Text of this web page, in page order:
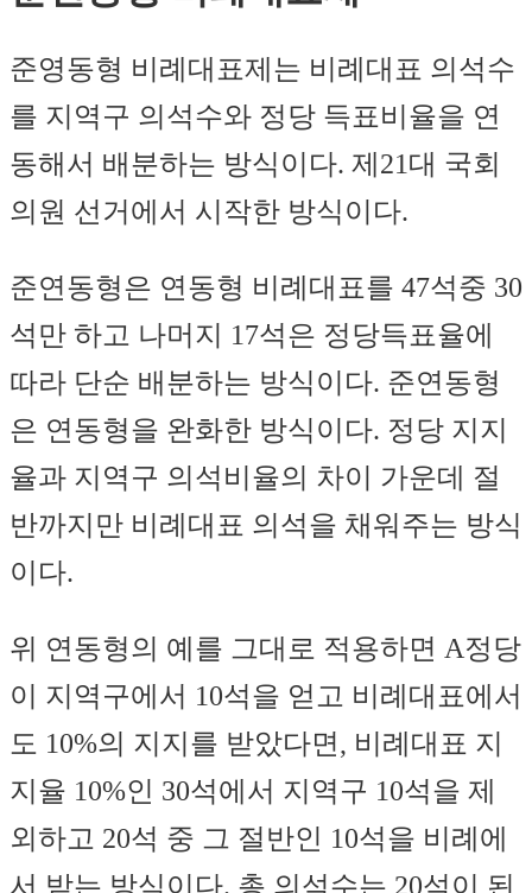
준영동형 비례대표제는 비례대표 의석수
를 지역구 의석수와 정당 득표비율을 연
동해서 배분하는 방식이다. 제21대 국회
의원 선거에서 시작한 방식이다.
준연동형은 연동형 비례대표를 47석중 30
석만 하고 나머지 17석은 정당득표율에
따라 단순 배분하는 방식이다. 준연동형
은 연동형을 완화한 방식이다. 정당 지지
율과 지역구 의석비율의 차이 가운데 절
반까지만 비례대표 의석을 채워주는 방식
이다.
위 연동형의 예를 그대로 적용하면 A정당
이 지역구에서 10석을 얻고 비례대표에서
도 10%의 지지를 받았다면, 비례대표 지
지율 10%인 30석에서 지역구 10석을 제
외하고 20석 중 그 절반인 10석을 비례에
서 받는 방식이다. 총 의석수는 20석이 된